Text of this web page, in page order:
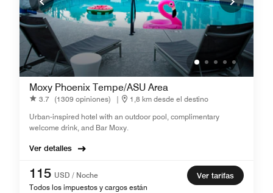
Moxy Phoenix Tempe/ASU Area
3.7 (1309 opiniones) |
1,8 km desde el destino
Urban-inspired hotel with an outdoor pool, complimentary
welcome drink, and Bar Moxy.
Ver detalles
115 USD / Noche
Todos los impuestos y cargos están
Ver tarifas